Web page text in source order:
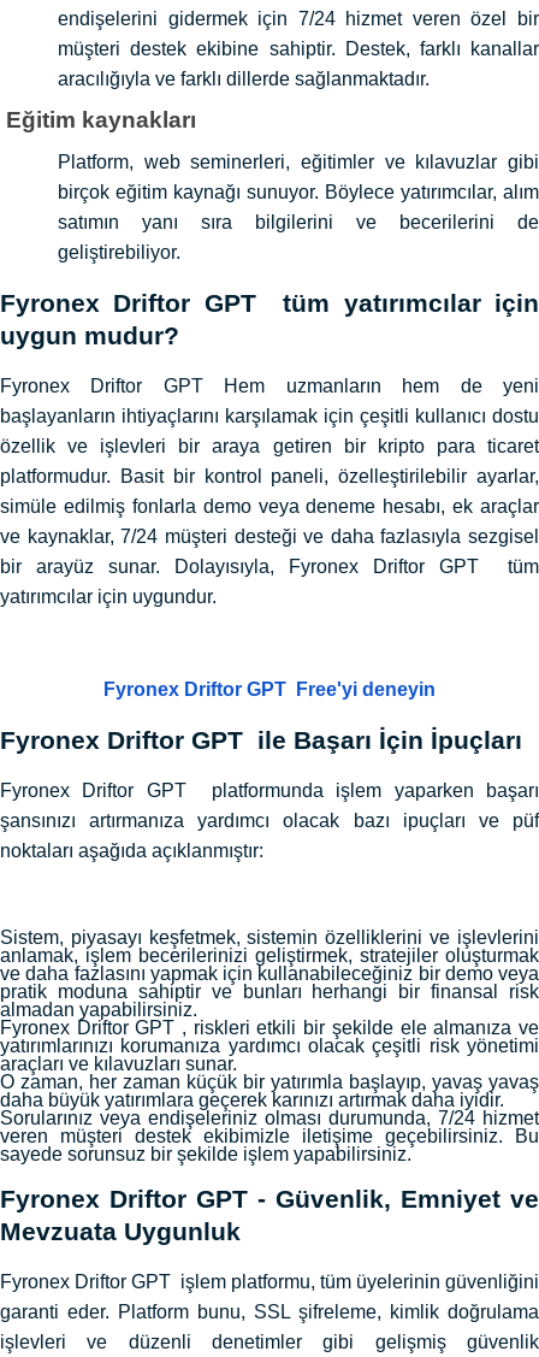
endişelerini gidermek için 7/24 hizmet veren özel bir
müşteri destek ekibine sahiptir. Destek, farklı kanallar
aracılığıyla ve farklı dillerde sağlanmaktadır.
Eğitim kaynakları
Platform, web seminerleri, eğitimler ve kılavuzlar gibi
birçok eğitim kaynağı sunuyor. Böylece yatırımcılar, alım
satımın yanı sıra bilgilerini ve becerilerini de
geliştirebiliyor.
Fyronex Driftor GPT tüm yatırımcılar için
uygun mudur?
Fyronex Driftor GPT Hem uzmanların hem de yeni
başlayanların ihtiyaçlarını karşılamak için çeşitli kullanıcı dostu
özellik ve işlevleri bir araya getiren bir kripto para ticaret
platformudur. Basit bir kontrol paneli, özelleştirilebilir ayarlar,
simüle edilmiş fonlarla demo veya deneme hesabı, ek araçlar
ve kaynaklar, 7/24 müşteri desteği ve daha fazlasıyla sezgisel
bir arayüz sunar. Dolayısıyla, Fyronex Driftor GPT tüm
yatırımcılar için uygundur.
Fyronex Driftor GPT Free'yi deneyin
Fyronex Driftor GPT ile Başarı İçin İpuçları
Fyronex Driftor GPT platformunda işlem yaparken başarı
şansınızı artırmanıza yardımcı olacak bazı ipuçları ve püf
noktaları aşağıda açıklanmıştır:
Sistem, piyasayı keşfetmek, sistemin özelliklerini ve işlevlerini
anlamak, işlem becerilerinizi geliştirmek, stratejiler oluşturmak
ve daha fazlasını yapmak için kullanabileceğiniz bir demo veya
pratik moduna sahiptir ve bunları herhangi bir finansal risk
almadan yapabilirsiniz.
Fyronex Driftor GPT , riskleri etkili bir şekilde ele almanıza ve
yatırımlarınızı korumanıza yardımcı olacak çeşitli risk yönetimi
araçları ve kılavuzları sunar.
O zaman, her zaman küçük bir yatırımla başlayıp, yavaş yavaş
daha büyük yatırımlara geçerek karınızı artırmak daha iyidir.
Sorularınız veya endişeleriniz olması durumunda, 7/24 hizmet
veren müşteri destek ekibimizle iletişime geçebilirsiniz. Bu
sayede sorunsuz bir şekilde işlem yapabilirsiniz.
Fyronex Driftor GPT - Güvenlik, Emniyet ve
Mevzuata Uygunluk
Fyronex Driftor GPT işlem platformu, tüm üyelerinin güvenliğini
garanti eder. Platform bunu, SSL şifreleme, kimlik doğrulama
işlevleri ve düzenli denetimler gibi gelişmiş güvenlik